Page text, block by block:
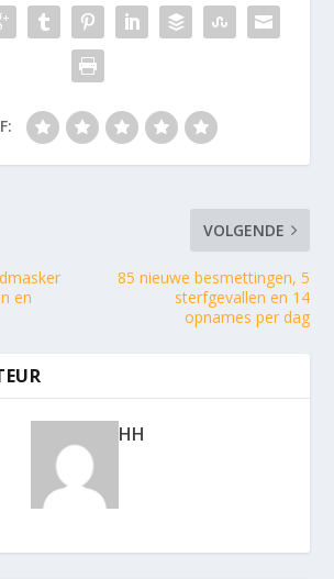
en
VOLGENDE
85 nieuwe besmettingen, 5
sterfgevallen en 14
opnames per dag
HH